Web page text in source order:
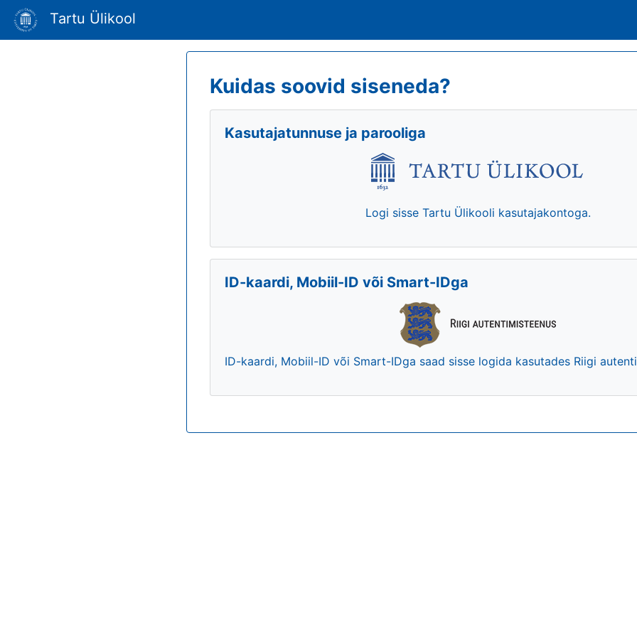
Tartu Ülikool
Kuidas soovid siseneda?
Kasutajatunnuse ja parooliga
Logi sisse Tartu Ülikooli kasutajakontoga.
ID-kaardi, Mobiil-ID või Smart-IDga
ID-kaardi, Mobiil-ID või Smart-IDga saad sisse logida kasutades Riigi